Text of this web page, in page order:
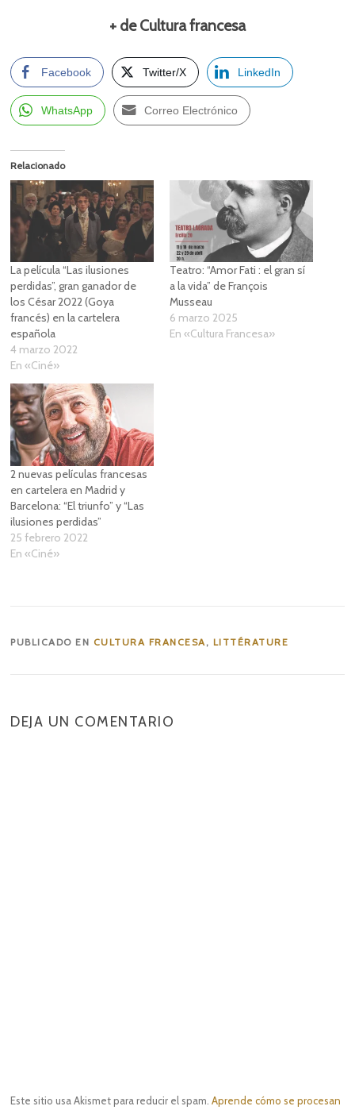
+ de Cultura francesa
Facebook Twitter/X LinkedIn
WhatsApp Correo Electrónico
Relacionado
La película “Las ilusiones
perdidas”, gran ganador de
los César 2022 (Goya
francés) en la cartelera
española
4 marzo 2022
En «Ciné»
Teatro: “Amor Fati : el gran sí
a la vida” de François
Musseau
6 marzo 2025
En «Cultura Francesa»
2 nuevas películas francesas
en cartelera en Madrid y
Barcelona: “El triunfo” y “Las
ilusiones perdidas”
25 febrero 2022
En «Ciné»
PUBLICADO EN CULTURA FRANCESA , LITTÉRATURE
DEJA UN COMENTARIO
Este sitio usa Akismet para reducir el spam.Aprende cómo se procesan